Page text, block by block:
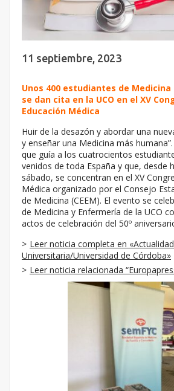
11 septiembre, 2023
Unos 400 estudiantes de Medicina
se dan cita en la UCO en el XV
Educación Médica
Huir de la desazón y abordar una
y enseñar una Medicina más
que guía a los cuatrocientos
venidos de toda España y que, desde
sábado, se concentran en el XV
Médica organizado por el Consejo
de Medicina (CEEM). El evento se
de Medicina y Enfermería de la UCO
actos de celebración del 50º
Leer noticia completa en «Actualidad
Universitaria/Universidad de Córdoba»
Leer noticia relacionada